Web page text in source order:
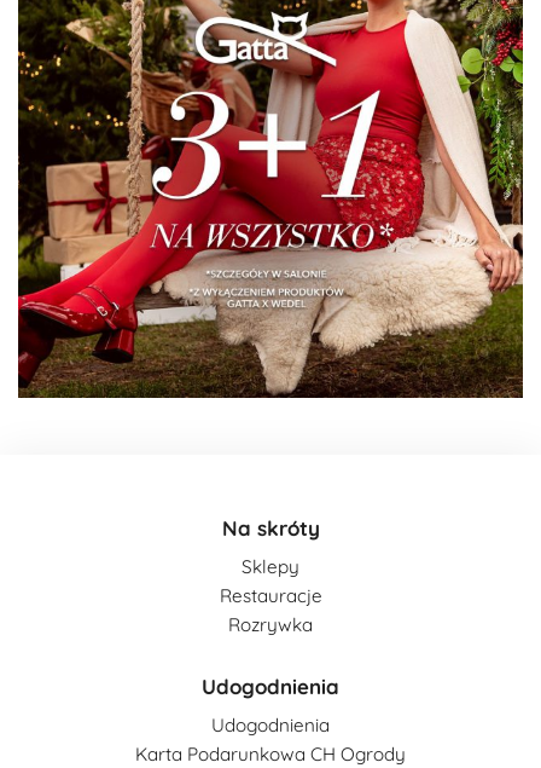
Na skróty
Sklepy
Restauracje
Rozrywka
Udogodnienia
Udogodnienia
Karta Podarunkowa CH Ogrody